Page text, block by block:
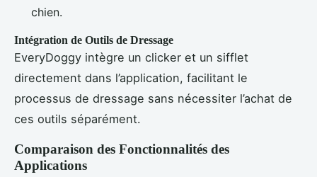
chien.
Intégration de Outils de Dressage
EveryDoggy intègre un clicker et un sifflet
directement dans l’application, facilitant le
processus de dressage sans nécessiter l’achat de
ces outils séparément.
Comparaison des Fonctionnalités des
Applications